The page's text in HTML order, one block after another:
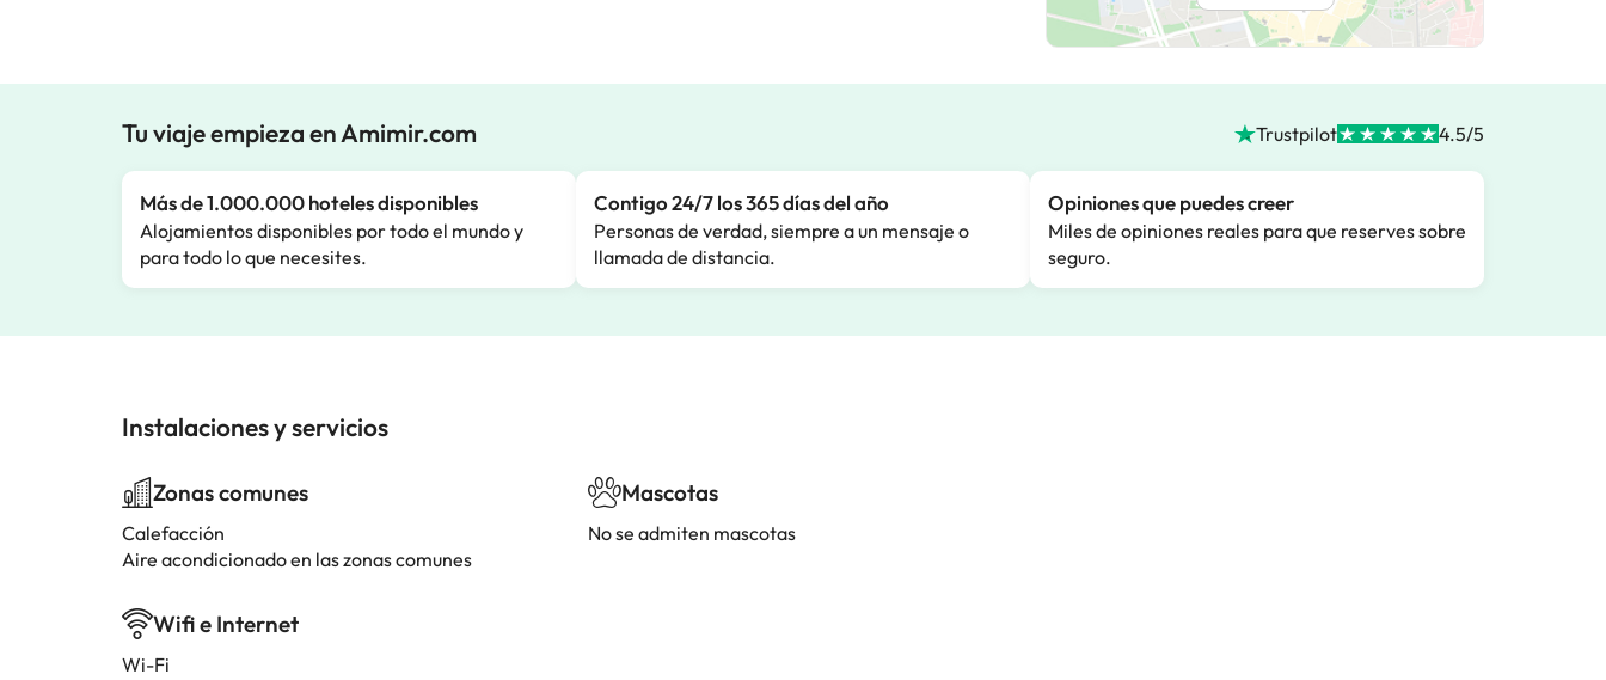
Tu viaje empieza en Amimir.com Trustpilot 4.5/5
Más de 1.000.000 hoteles disponibles
Alojamientos disponibles por todo el mundo y
para todo lo que necesites.
Contigo 24/7 los 365 días del año
Personas de verdad, siempre a un mensaje o
llamada de distancia.
Opiniones que puedes creer
Miles de opiniones reales para que reserves sobre
seguro.
Instalaciones y servicios
Zonas comunes
Calefacción
Aire acondicionado en las zonas comunes
Wifi e Internet
Wi-Fi
Mascotas
No se admiten mascotas